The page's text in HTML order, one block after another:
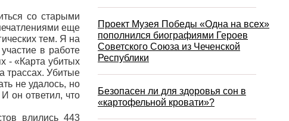
со старыми
еще
тем. Я на
в работе
- «Карта убитых
трассах. Убитые
не удалось, но
он ответил, что
влились 443
Проект Музея Победы «Одна на всех»
пополнился биографиями Героев
Советского Союза из Чеченской
Республики
Безопасен ли для здоровья сон в
«картофельной кровати»?